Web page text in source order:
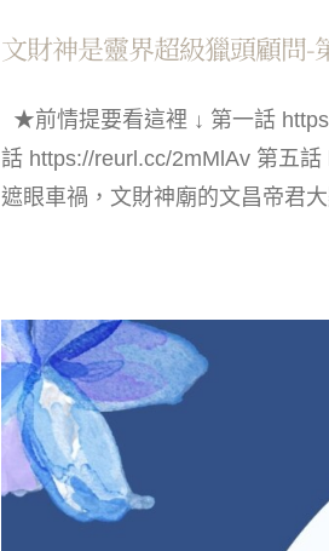
文財神是靈界超級獵頭顧問-
★前情提要看這裡 ↓ 第一話
話 https://reurl.cc/2mMlAv 第五
遮眼車禍，文財神廟的文昌帝君